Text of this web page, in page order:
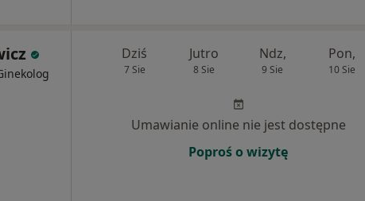
Dziś
7 Sie
Jutro
8 Sie
Ndz,
9 Sie
Pon,
10 Sie
Umawianie online nie jest dostępne
Poproś o wizytę